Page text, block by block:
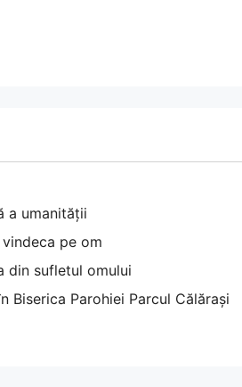
a umanității
pe om
din sufletul omului
Biserica Parohiei Parcul Călărași